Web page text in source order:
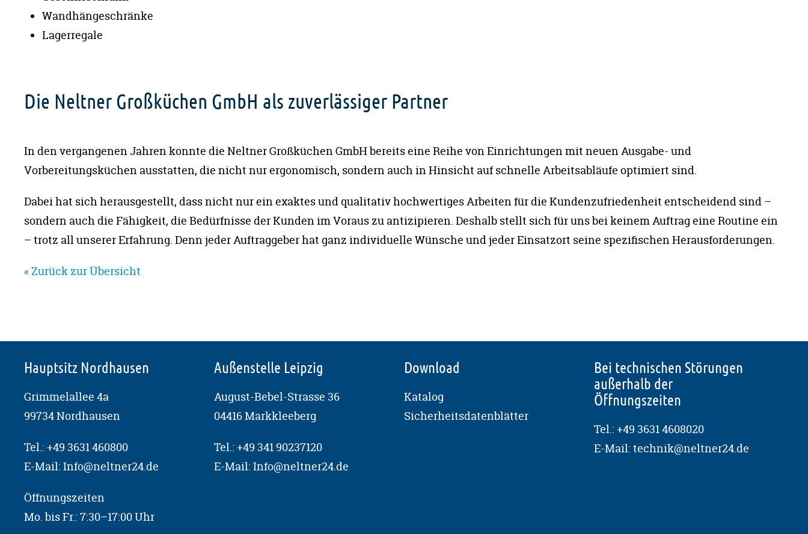
Wandhängeschränke
Lagerregale
Die Neltner Großküchen GmbH als zuverlässiger Partner
In den vergangenen Jahren konnte die Neltner Großküchen GmbH bereits eine Reihe von Einrichtungen mit neuen Ausgabe- und
Vorbereitungsküchen ausstatten, die nicht nur ergonomisch, sondern auch in Hinsicht auf schnelle Arbeitsabläufe optimiert sind.
Dabei hat sich herausgestellt, dass nicht nur ein exaktes und qualitativ hochwertiges Arbeiten für die Kundenzufriedenheit entscheidend sind ­–
sondern auch die Fähigkeit, die Bedürfnisse der Kunden im Voraus zu antizipieren. Deshalb stellt sich für uns bei keinem Auftrag eine Routine ein
– trotz all unserer Erfahrung. Denn jeder Auftraggeber hat ganz individuelle Wünsche und jeder Einsatzort seine spezifischen Herausforderungen.
« Zurück zur Übersicht
Hauptsitz Nordhausen
Grimmelallee 4a
99734 Nordhausen
Tel.: +49 3631 460800
E-Mail: Info@neltner24.de
Öffnungszeiten
Mo. bis Fr.: 7:30–17:00 Uhr
Außenstelle Leipzig
August-Bebel-Strasse 36
04416 Markkleeberg
Tel.: +49 341 90237120
E-Mail: Info@neltner24.de
Download
Katalog
Sicherheitsdatenblätter
Bei technischen Störungen
außerhalb der
Öffnungszeiten
Tel.: +49 3631 4608020
E-Mail: technik@neltner24.de